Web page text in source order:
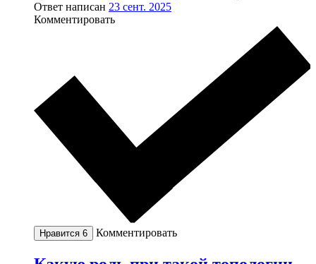
Ответ написан 23 сент. 2025
Комментировать
Нравится 6 Комментировать